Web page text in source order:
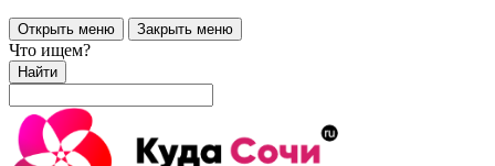
Открыть меню Закрыть меню
Что ищем?
Найти